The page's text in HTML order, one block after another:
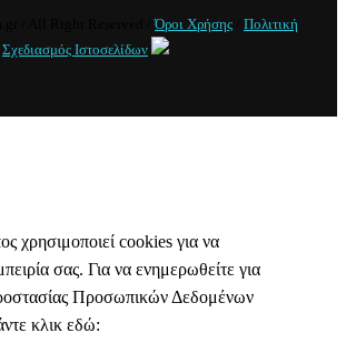
/ All Right Reserved /Όροι Χρήσης
Πολιτική
Σχεδιασμός Ιστοσελίδων
χρησιμοποιεί cookies για να
σας. Για να ενημερωθείτε για
Προσωπικών Δεδομένων
κλικ εδώ: